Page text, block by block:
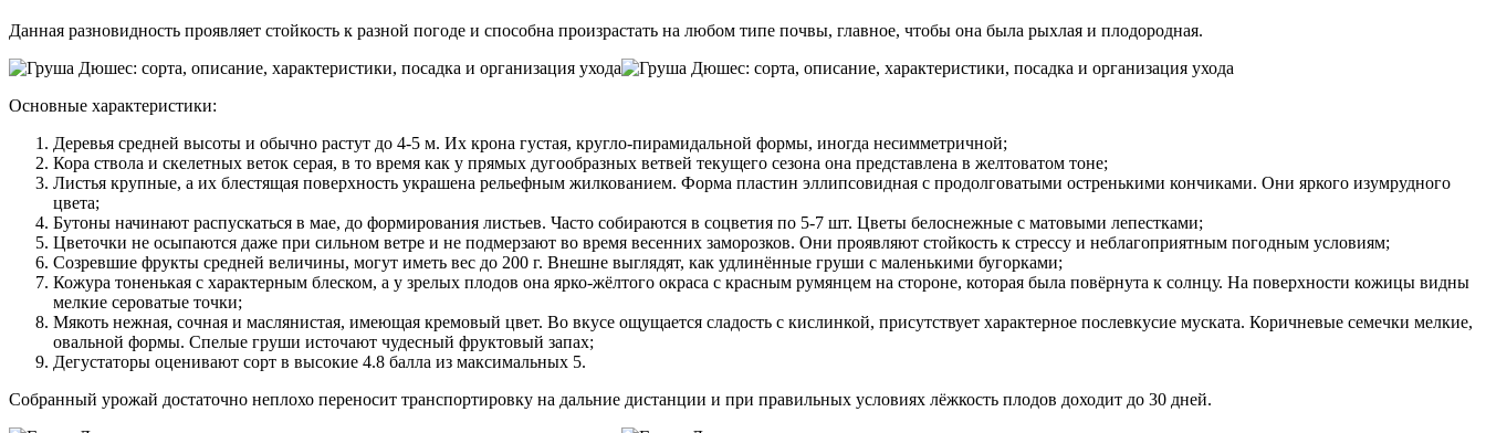
Данная разновидность проявляет стойкость к разной погоде и способна произрастать на любом типе почвы, главное, чтобы она была рыхлая и плодородная.
Основные характеристики:
Деревья средней высоты и обычно растут до 4-5 м. Их крона густая, кругло-пирамидальной формы, иногда несимметричной;
Кора ствола и скелетных веток серая, в то время как у прямых дугообразных ветвей текущего сезона она представлена в желтоватом тоне;
Листья крупные, а их блестящая поверхность украшена рельефным жилкованием. Форма пластин эллипсовидная с продолговатыми остренькими кончиками. Они яркого изумрудного
цвета;
Бутоны начинают распускаться в мае, до формирования листьев. Часто собираются в соцветия по 5-7 шт. Цветы белоснежные с матовыми лепестками;
Цветочки не осыпаются даже при сильном ветре и не подмерзают во время весенних заморозков. Они проявляют стойкость к стрессу и неблагоприятным погодным условиям;
Созревшие фрукты средней величины, могут иметь вес до 200 г. Внешне выглядят, как удлинённые груши с маленькими бугорками;
Кожура тоненькая с характерным блеском, а у зрелых плодов она ярко-жёлтого окраса с красным румянцем на стороне, которая была повёрнута к солнцу. На поверхности кожицы видны
мелкие сероватые точки;
Мякоть нежная, сочная и маслянистая, имеющая кремовый цвет. Во вкусе ощущается сладость с кислинкой, присутствует характерное послевкусие муската. Коричневые семечки мелкие,
овальной формы. Спелые груши источают чудесный фруктовый запах;
Дегустаторы оценивают сорт в высокие 4.8 балла из максимальных 5.
Собранный урожай достаточно неплохо переносит транспортировку на дальние дистанции и при правильных условиях лёжкость плодов доходит до 30 дней.